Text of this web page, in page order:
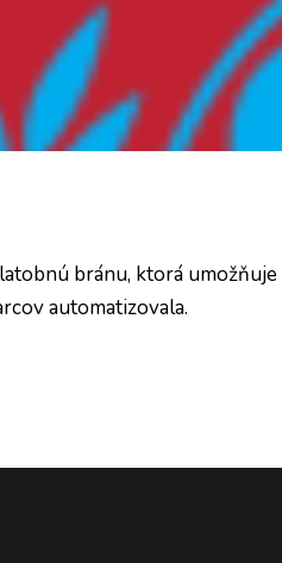
bránu, ktorá
automatizovala.